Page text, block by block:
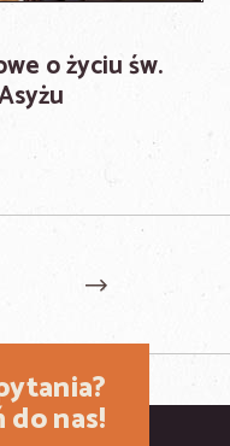
o życiu św.
do nas!